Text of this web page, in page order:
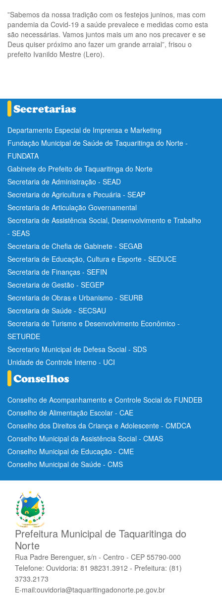
”Sabemos da nossa tradição com os festejos juninos, mas com
pandemia da Covid-19 a saúde prevalece e medidas como esta
são necessárias. Vamos juntos mais um ano nos precaver e se
Deus quiser próximo ano fazer um grande arraial”, frisou o
prefeito Ivanildo Mestre (Lero).
Departamento Especial de Imprensa e Marketing
Fundação Municipal de Saúde de Taquaritinga do Norte -
FUNDATA
Gabinete do Prefeito de Taquaritinga do Norte
Secretaria de Administração - SEAD
Secretaria de Agricultura e Pecuária - SEAP
Secretaria de Articulação Governamental
Secretaria de Assistência Social, Desenvolvimento e Trabalho
- SEAS
Secretaria de Chefia de Gabinete - SEGAB
Secretaria de Educação, Cultura e Esporte - SEDUCE
Secretaria de Finanças - SEFIN
Secretaria de Gestão - SEGEP
Secretaria de Obras e Urbanismo - SEURB
Secretaria de Saúde - SECSAU
Secretaria de Turismo e Desenvolvimento Econômico -
SETURDE
Secretario Municipal de Defesa Social - SDS
Unidade de Controle Interno - UCI
Conselho de Acompanhamento e Controle Social do FUNDEB
Conselho de Alimentação Escolar - CAE
Conselho dos Direitos da Criança e Adolescente - CMDCA
Conselho Municipal da Assistência Social - CMAS
Conselho Municipal de Educação - CME
Conselho Municipal de Saúde - CMS
Prefeitura Municipal de Taquaritinga do
Norte
Rua Padre Berenguer, s/n - Centro - CEP 55790-000
Telefone: Ouvidoria: 81 98231.3912 - Prefeitura: (81)
3733.2173
E-mail:ouvidoria@taquaritingadonorte.pe.gov.br